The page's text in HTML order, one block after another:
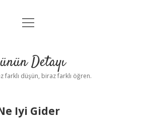
Anasayfa
Yasal Uyarı
menüyü
Detayı
farklı düşün, biraz farklı öğren.
Iyi Gider